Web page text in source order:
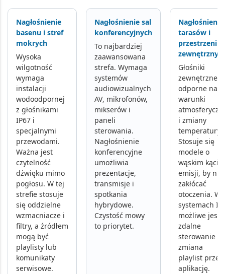
Nagłośnienie
basenu i stref
mokrych
Wysoka
wilgotność
wymaga
instalacji
wodoodpornej
z głośnikami
IP67 i
specjalnymi
przewodami.
Ważna jest
czytelność
dźwięku mimo
pogłosu. W tej
strefie stosuje
się oddzielne
wzmacniacze i
filtry, a źródłem
mogą być
playlisty lub
komunikaty
serwisowe.
Nagłośnienie sal
konferencyjnych
To najbardziej
zaawansowana
strefa. Wymaga
systemów
audiowizualnych
AV, mikrofonów,
mikserów i
paneli
sterowania.
Nagłośnienie
konferencyjne
umożliwia
prezentacje,
transmisje i
spotkania
hybrydowe.
Czystość mowy
to priorytet.
Nagłośnienie
tarasów i
przestrzeni
Głośniki
zewnętrzne
odporne na
warunki
i zmiany
temperatury.
Stosuje się
modele o
wąskim kącie
emisji, by nie
zakłócać
otoczenia. W
systemach IP
możliwe jest
zdalne
sterowanie i
zmiana
playlist przez
aplikację.